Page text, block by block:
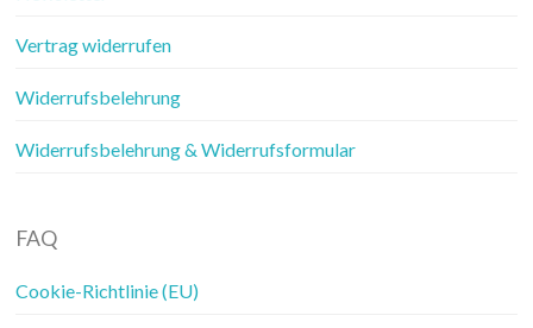
Vertrag widerrufen
Widerrufsbelehrung
Widerrufsbelehrung & Widerrufsformular
FAQ
Cookie-Richtlinie (EU)